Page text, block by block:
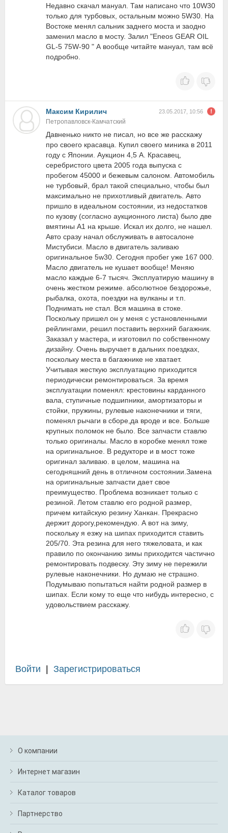
Недавно скачал мануал. Там написано что 10W30
только для турбовых, остальным можно 5W30. На
Востоке менял сальник заднего моста и заодно
заменил масло в мосту. Залил "Eneos GEAR OIL
GL-5 75W-90 " А вообще читайте мануал, там всё
подробно.
Максим Кирилич 23.05.2017, 10:56
Петропавловск-Камчатский
Давненько никто не писал, но все же расскажу
про своего красавца. Купил своего миника в 2011
году с Японии. Аукцион 4,5 А. Красавец,
серебристого цвета 2005 года выпуска с
пробегом 45000 и бежевым салоном. Автомобиль
не турбовый, брал такой специально, чтобы был
максимально не прихотливый двигатель. Авто
пришло в идеальном состоянии, из недостатков
по кузову (согласно аукционного листа) было две
вмятины А1 на крыше. Искал их долго, не нашел.
Авто сразу начал обслуживать в автосалоне
Мистубиси. Масло в двигатель заливаю
оригинальное 5w30. Сегодня пробег уже 167 000.
Масло двигатель не кушает вообще! Меняю
масло каждые 6-7 тысяч. Эксплуатирую машину в
очень жестком режиме. абсолютное бездорожье,
рыбалка, охота, поездки на вулканы и т.п.
Поднимать не стал. Вся машина в стоке.
Поскольку пришел он у меня с установленными
рейлингами, решил поставить верхний багажник.
Заказал у мастера, и изготовил по собственному
дизайну. Очень выручает в дальних поездках,
поскольку места в багажнике не хватает.
Учитывая жесткую эксплуатацию приходится
периодически ремонтироваться. За время
эксплуатации поменял: крестовины карданного
вала, ступичные подшипники, амортизаторы и
стойки, пружины, рулевые наконечники и тяги,
поменял рычаги в сборе,да вроде и все. Больше
крупных поломок не было. Все запчасти ставлю
только оригиналы. Масло в коробке менял тоже
на оригинальное. В редукторе и в мост тоже
оригинал заливаю. в целом, машина на
сегодняшний день в отличном состоянии.Замена
на оригинальные запчасти дает свое
преимущество. Проблема возникает только с
резиной. Летом ставлю его родной размер,
причем китайскую резину Ханкан. Прекрасно
держит дорогу,рекомендую. А вот на зиму,
поскольку я езжу на шипах приходится ставить
205/70. Эта резина для него тяжеловата, и как
правило по окончанию зимы приходится частично
ремонтировать подвеску. Эту зиму не пережили
рулевые наконечники. Но думаю не страшно.
Подумываю попытаться найти родной размер в
шипах. Если кому то еще что нибудь интересно, с
удовольствием расскажу.
Войти Зарегистрироваться
О компании
Интернет магазин
Каталог товаров
Партнерство